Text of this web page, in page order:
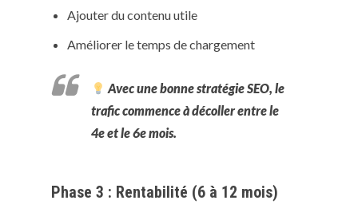
Ajouter du contenu utile
Améliorer le temps de chargement
Avec une bonne stratégie SEO, le
trafic commence à décoller entre le
4e et le 6e mois.
Phase 3 : Rentabilité (6 à 12 mois)